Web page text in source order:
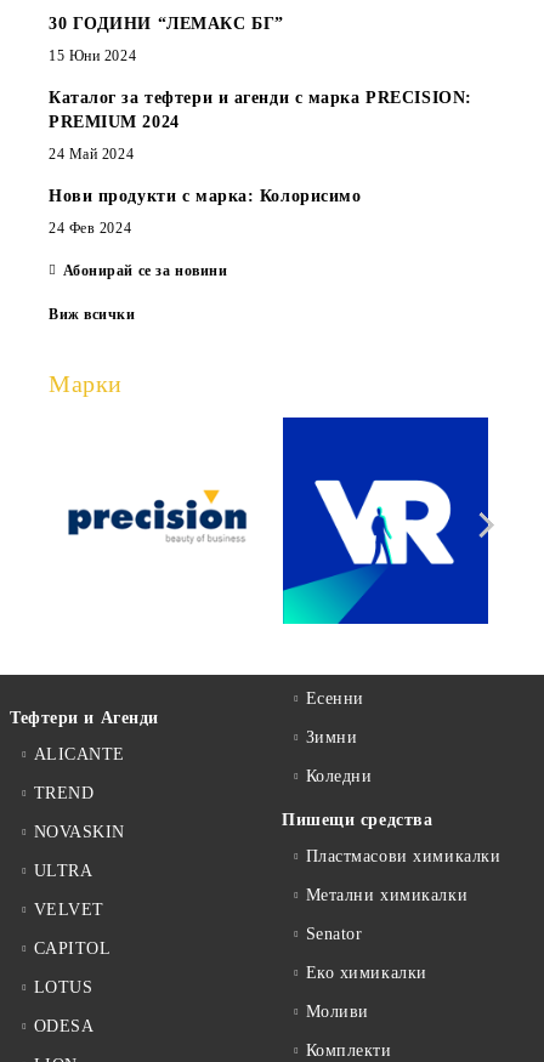
30 ГОДИНИ “ЛЕМАКС БГ”
15 Юни 2024
Каталог за тефтери и агенди с марка PRECISION:
PREMIUM 2024
24 Май 2024
Нови продукти с марка: Колорисимо
24 Фев 2024
Абонирай се за новини
Виж всички
Марки
Тефтери и Агенди
ALICANTE
TREND
NOVASKIN
ULTRA
VELVET
CAPITOL
LOTUS
ODESA
Есенни
Зимни
Коледни
Пишещи средства
Пластмасови химикалки
Метални химикалки
Senator
Еко химикалки
Моливи
Комплекти